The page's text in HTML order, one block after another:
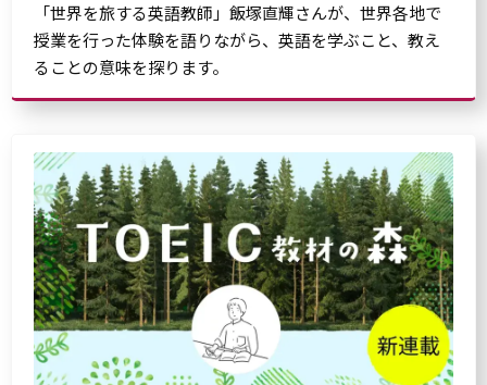
「世界を旅する英語教師」飯塚直輝さんが、世界各地で
授業を行った体験を語りながら、英語を学ぶこと、教え
ることの意味を探ります。